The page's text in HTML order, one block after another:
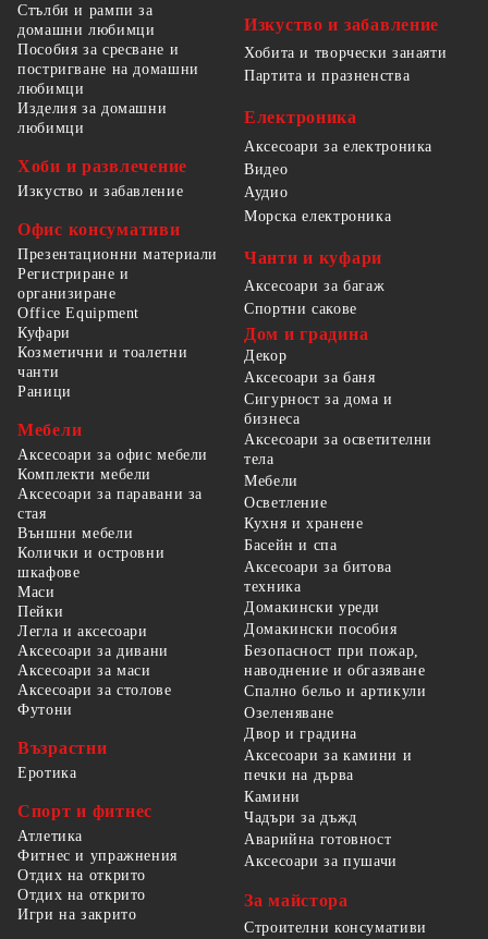
Стълби и рампи за
домашни любимци
Пособия за сресване и
постригване на домашни
любимци
Изделия за домашни
любимци
Хоби и развлечение
Изкуство и забавление
Офис консумативи
Презентационни материали
Регистриране и
организиране
Office Equipment
Изкуство и забавление
Хобита и творчески занаяти
Партита и празненства
Електроника
Аксесоари за електроника
Видео
Аудио
Морска електроника
Чанти и куфари
Аксесоари за багаж
Спортни сакове
Куфари
Козметични и тоалетни
чанти
Раници
Мебели
Аксесоари за офис мебели
Комплекти мебели
Аксесоари за паравани за
стая
Външни мебели
Колички и островни
шкафове
Маси
Пейки
Легла и аксесоари
Аксесоари за дивани
Аксесоари за маси
Аксесоари за столове
Футони
Възрастни
Еротика
Спорт и фитнес
Атлетика
Фитнес и упражнения
Отдих на открито
Отдих на открито
Игри на закрито
Дом и градина
Декор
Аксесоари за баня
Сигурност за дома и
бизнеса
Аксесоари за осветителни
тела
Мебели
Осветление
Кухня и хранене
Басейн и спа
Аксесоари за битова
техника
Домакински уреди
Домакински пособия
Безопасност при пожар,
наводнение и обгазяване
Спално бельо и артикули
Озеленяване
Двор и градина
Аксесоари за камини и
печки на дърва
Камини
Чадъри за дъжд
Аварийна готовност
Аксесоари за пушачи
За майстора
Строителни консумативи